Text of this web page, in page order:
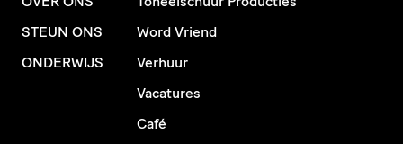
STEUN ONS
ONDERWIJS
Word Vriend
Verhuur
Vacatures
Café